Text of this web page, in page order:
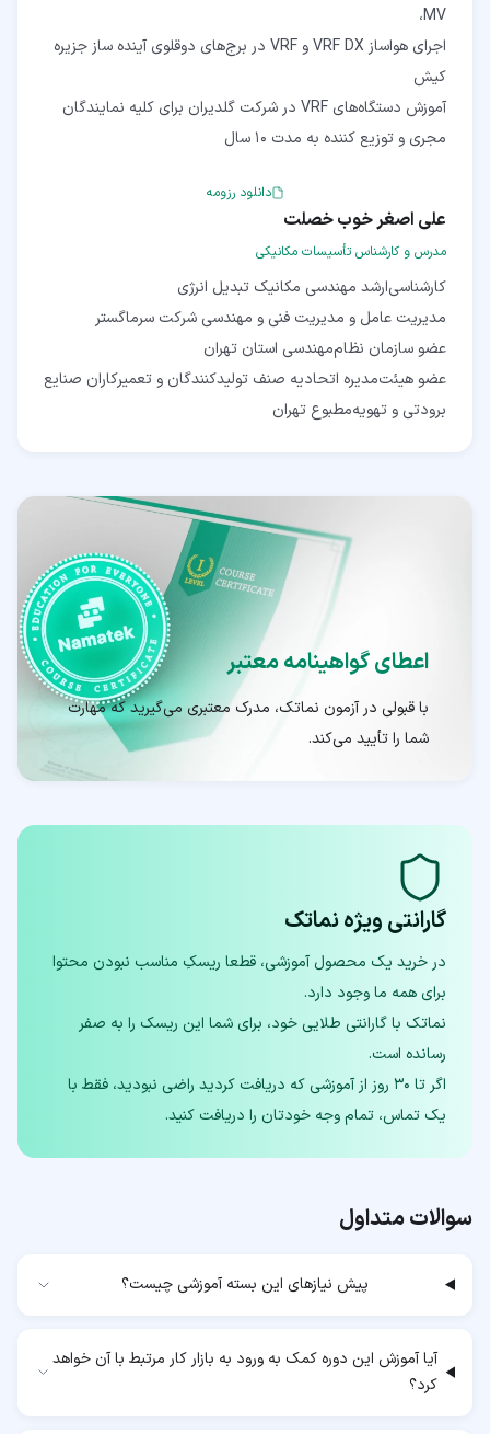
اجرای هواساز VRF DX و VRF در برج‌های دوقلوی آینده ساز جزیره
آموزش دستگاه‌های VRF در شرکت گلدیران برای کلیه نمایندگان
مجری و توزیع کننده به مدت 10 سال
دانلود رزومه
علی اصغر خوب خصلت
مدرس و کارشناس تأسیسات مکانیکی
عضو هیئت‌مدیره اتحادیه صنف تولیدکنندگان و تعمیرکاران صنایع
برودتی و تهویه‌مطبوع تهران
اعطای گواهینامه معتبر
با قبولی در آزمون نماتک، مدرک معتبری می‌گیرید که مهارت
شما را تأیید می‌کند.
گارانتی ویژه نماتک
در خرید یک محصول آموزشی، قطعا ریسکِ مناسب نبودن محتوا
نماتک با گارانتی طلایی خود، برای شما این ریسک را به صفر
اگر تا ۳۰ روز از آموزشی که دریافت کردید راضی نبودید، فقط با
یک تماس، تمام وجه خودتان را دریافت کنید.
سوالات متداول
پیش نیازهای این بسته آموزشی چیست؟
آیا آموزش این دوره کمک به ورود به بازار کار مرتبط با آن خواهد
کرد؟